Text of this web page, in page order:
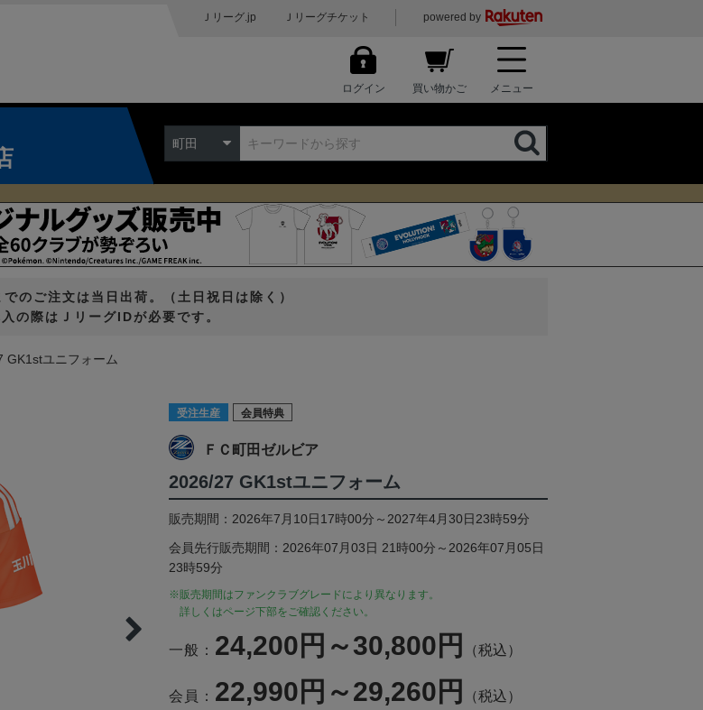
Ｊリーグ.jp Ｊリーグチケット powered by
ログイン 買い物かご メニュー
町田
のご注文は当日出荷。（土日祝日は除く）
入の際はＪリーグIDが必要です。
GK1stユニフォーム
受注生産 会員特典
ＦＣ町田ゼルビア
2026/27 GK1stユニフォーム
販売期間：2026年7月10日17時00分～2027年4月30日23時59分
会員先行販売期間：2026年07月03日 21時00分～2026年07月05日
23時59分
※販売期間はファンクラブグレードにより異なります。
詳しくはページ下部をご確認ください。
一般： 24,200円～30,800円 （税込）
会員： 22,990円～29,260円 （税込）